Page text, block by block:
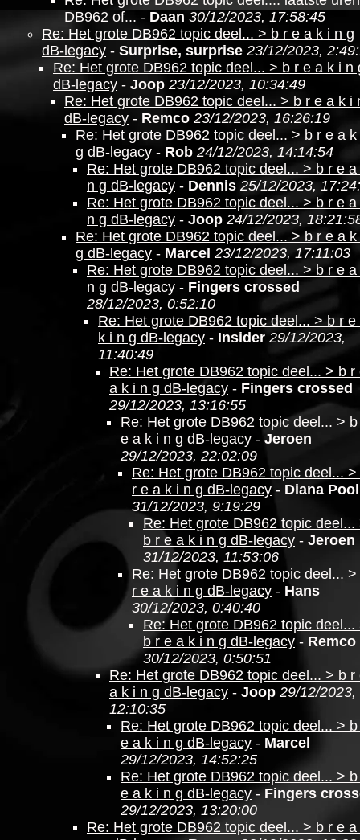
DB962 of... - Daan 30/12/2023, 17:58:45
Re: Het grote DB962 topic deel... > b r e a k i n g
dB-legacy - Surprise, surprise 23/12/2023,
Re: Het grote DB962 topic deel... > b r e a k i n
dB-legacy - Joop 23/12/2023, 10:34:49
Re: Het grote DB962 topic deel... > b r e a k i
dB-legacy - Remco 23/12/2023, 16:26:19
Re: Het grote DB962 topic deel... > b r e a k
g dB-legacy - Rob 24/12/2023, 14:14:54
Re: Het grote DB962 topic deel... > b r e a
n g dB-legacy - Dennis 25/12/2023,
Re: Het grote DB962 topic deel... > b r e a
n g dB-legacy - Joop 24/12/2023,
Re: Het grote DB962 topic deel... > b r e a k
g dB-legacy - Marcel 23/12/2023, 17:11:03
Re: Het grote DB962 topic deel... > b r e a
n g dB-legacy - Fingers crossed
28/12/2023, 0:52:10
Re: Het grote DB962 topic deel... > b r e
k i n g dB-legacy - Insider 29/12/2023,
11:40:49
Re: Het grote DB962 topic deel... > b r
a k i n g dB-legacy - Fingers crossed
29/12/2023, 13:16:55
Re: Het grote DB962 topic deel... >
e a k i n g dB-legacy - Jeroen
29/12/2023, 22:02:09
Re: Het grote DB962 topic deel... >
r e a k i n g dB-legacy - Diana Pool
31/12/2023, 9:19:29
Re: Het grote DB962 topic deel...
b r e a k i n g dB-legacy - Jeroen
31/12/2023, 11:53:06
Re: Het grote DB962 topic deel... >
r e a k i n g dB-legacy - Hans
30/12/2023, 0:40:40
Re: Het grote DB962 topic deel...
b r e a k i n g dB-legacy - Remco
30/12/2023, 0:50:51
Re: Het grote DB962 topic deel... > b r
a k i n g dB-legacy - Joop 29/12/2023,
12:10:35
Re: Het grote DB962 topic deel... >
e a k i n g dB-legacy - Marcel
29/12/2023, 14:52:25
Re: Het grote DB962 topic deel... >
e a k i n g dB-legacy - Fingers
29/12/2023, 13:20:00
Re: Het grote DB962 topic deel... > b r e a